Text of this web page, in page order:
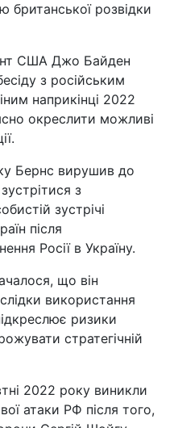
британської розвідки
США Джо Байден
з російським
наприкінці 2022
окреслити можливі
Бернс вирушив до
з
зустрічі
після
Росії в Україну.
що він
використання
ризики
стратегічній
2022 року виникли
атаки РФ після того,